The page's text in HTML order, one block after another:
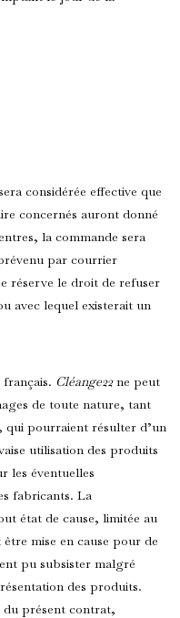
considérée effective que
concernés auront donné
la commande sera
par courrier
réserve le droit de refuser
avec lequel existerait un
Cléange22ne peut
de toute nature, tant
qui pourraient résulter d’un
utilisation des produits
les éventuelles
fabricants. La
état de cause, limitée au
mise en cause pour de
pu subsister malgré
des produits.
du présent contrat,